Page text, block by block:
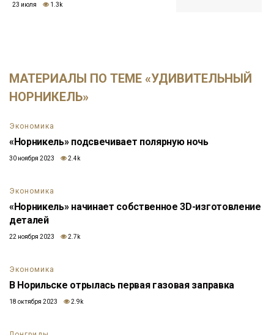
23 июля 1.3k
МАТЕРИАЛЫ ПО ТЕМЕ «УДИВИТЕЛЬНЫЙ
НОРНИКЕЛЬ»
Экономика
«Норникель» подсвечивает полярную ночь
30 ноября 2023 2.4k
Экономика
«Норникель» начинает собственное 3D-изготовление
деталей
22 ноября 2023 2.7k
Экономика
В Норильске отрылась первая газовая заправка
18 октября 2023 2.9k